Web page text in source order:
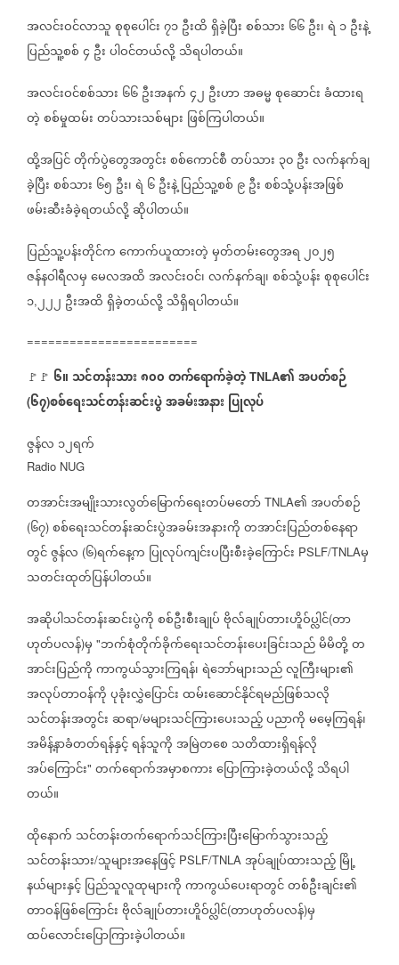
အလင်းဝင်လာသူစုစုပေါင်း၇၁ဦးထိရှိခဲ့ပြီးစစ်သား ၆၆ဦး၊ရဲ ၁ဦးနဲ့
ပြည်သူ့စစ်၄ ဦးပါဝင်တယ်လို့သိရပါတယ်။
အလင်းဝင်စစ်သား ၆၆ဦးအနက်၄၂ ဦးဟာအဓမ္မစုဆောင်းခံထားရ
တဲ့စစ်မှုထမ်းတပ်သားသစ်များ ဖြစ်ကြပါတယ်။
ထို့အပြင်တိုက်ပွဲတွေအတွင်းစစ်ကောင်စီတပ်သား ၃၀ဦးလက်နက်ချ
ခဲ့ပြီးစစ်သား ၆၅ ဦး၊ရဲ ၆ဦးနဲ့ပြည်သူ့စစ် ၉ဦးစစ်သုံ့ပန်းအဖြစ်
ဖမ်းဆီးခံခဲ့ရတယ်လို့ဆိုပါတယ်။
ပြည်သူ့ပန်းတိုင်ကကောက်ယူထားတဲ့မှတ်တမ်းတွေအရ၂၀၂၅
ဇန်နဝါရီလမှမေလအထိအလင်းဝင်၊လက်နက်ချ၊စစ်သုံ့ပန်းစုစုပေါင်း
၁,၂၂၂ ဦးအထိရှိခဲ့တယ်လို့သိရှိရပါတယ်။
========================
🚩🚩 ၆။သင်တန်းသား၈၀၀တက်ရောက်ခဲ့တဲ့ TNLA၏အပတ်စဉ်
(၆၇)စစ်ရေးသင်တန်းဆင်းပွဲအခမ်းအနား ပြုလုပ်
ဇွန်လ ၁၂ရက်
Radio NUG
တအာင်းအမျိုးသားလွတ်မြောက်ရေးတပ်မတော် TNLA၏အပတ်စဉ်
(၆၇) စစ်ရေးသင်တန်းဆင်းပွဲအခမ်းအနားကိုတအာင်းပြည်တစ်နေရာ
တွင်ဇွန်လ (၆)ရက်နေ့က ပြုလုပ်ကျင်းပပြီးစီးခဲ့ကြောင်း PSLF/TNLAမှ
သတင်းထုတ်ပြန်ပါတယ်။
အဆိုပါသင်တန်းဆင်းပွဲကိုစစ်ဦးစီးချုပ်ဗိုလ်ချုပ်တားဟိူဝ်ပ္လါင်(တာ
ဟုတ်ပလန်)မှ "ဘက်စုံတိုက်ခိုက်ရေးသင်တန်းပေးခြင်းသည်မိမိတို့တ
အာင်းပြည်ကိုကာကွယ်သွားကြရန်၊ရဲဘော်များသည်လူကြီးများ၏
အလုပ်တာဝန်ကိုပုခုံးလွှဲပြောင်းထမ်းဆောင်နိုင်ရမည်ဖြစ်သလို
သင်တန်းအတွင်းဆရာ/မများသင်ကြားပေးသည့်ပညာကိုမမေ့ကြရန်၊
အမိန့်နာခံတတ်ရန်နှင့်ရန်သူကိုအမြဲတစေ သတိထားရှိရန်လို
အပ်ကြောင်း" တက်‌ရောက်အမှာစကားပြောကြားခဲ့တယ်လို့သိရပါ
တယ်။
ထိုနောက် သင်တန်းတက်ရောက်သင်ကြားပြီးမြောက်သွားသည့်
သင်တန်းသား/သူများအနေဖြင့် PSLF/TNLA အုပ်ချုပ်ထားသည့်မြို့
နယ်များနှင့်ပြည်သူလူထုများကိုကာကွယ်ပေးရာတွင်တစ်ဦးချင်း၏
တာဝန်ဖြစ်ကြောင်းဗိုလ်ချုပ်တားဟိူဝ်ပ္လါင်(တာဟုတ်ပလန်)မှ
ထပ်လောင်းပြောကြားခဲ့ပါတယ်။